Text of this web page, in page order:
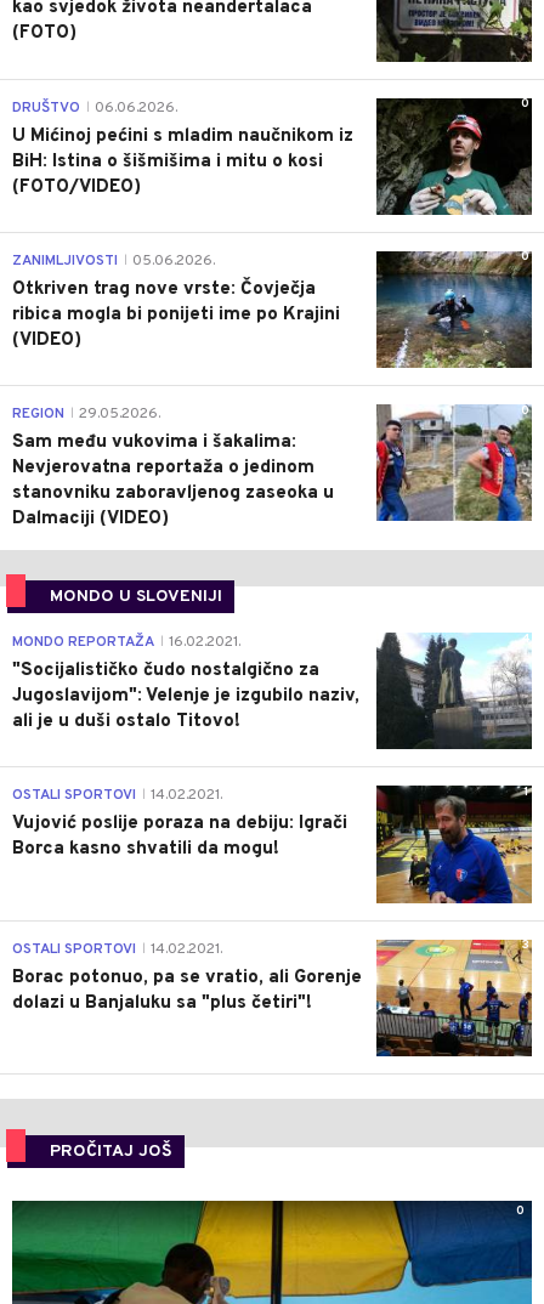
kao svjedok života neandertalaca
(FOTO)
0
DRUŠTVO 06.06.2026.
U Mićinoj pećini s mladim naučnikom iz
BiH: Istina o šišmišima i mitu o kosi
(FOTO/VIDEO)
0
ZANIMLJIVOSTI 05.06.2026.
Otkriven trag nove vrste: Čovječja
ribica mogla bi ponijeti ime po Krajini
(VIDEO)
0
REGION 29.05.2026.
Sam među vukovima i šakalima:
Nevjerovatna reportaža o jedinom
stanovniku zaboravljenog zaseoka u
Dalmaciji (VIDEO)
MONDO U SLOVENIJI
4
MONDO REPORTAŽA 16.02.2021.
"Socijalističko čudo nostalgično za
Jugoslavijom": Velenje je izgubilo naziv,
ali je u duši ostalo Titovo!
1
OSTALI SPORTOVI 14.02.2021.
Vujović poslije poraza na debiju: Igrači
Borca kasno shvatili da mogu!
3
OSTALI SPORTOVI 14.02.2021.
Borac potonuo, pa se vratio, ali Gorenje
dolazi u Banjaluku sa "plus četiri"!
PROČITAJ JOŠ
0